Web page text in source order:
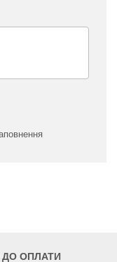
ОПЛАТИ